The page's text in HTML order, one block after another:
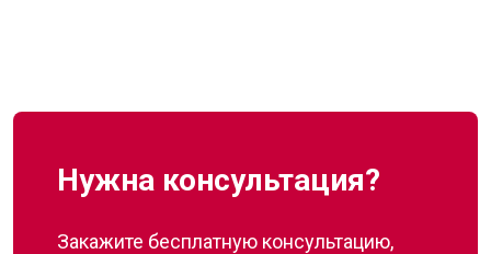
Нужна консультация?
Закажите бесплатную консультацию,